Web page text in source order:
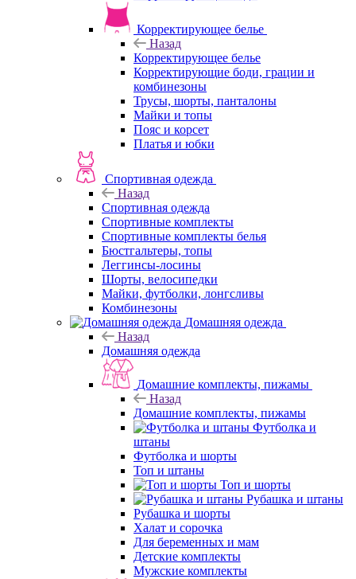
Корректирующее белье
Назад
Корректирующее белье
Корректирующие боди, грации и
комбинезоны
Трусы, шорты, панталоны
Майки и топы
Пояс и корсет
Платья и юбки
Спортивная одежда
Назад
Спортивная одежда
Спортивные комплекты
Спортивные комплекты белья
Бюстгальтеры, топы
Леггинсы-лосины
Шорты, велосипедки
Майки, футболки, лонгсливы
Комбинезоны
Домашняя одежда
Назад
Домашняя одежда
Домашние комплекты, пижамы
Назад
Домашние комплекты, пижамы
Футболка и
штаны
Футболка и шорты
Топ и штаны
Топ и шорты
Рубашка и штаны
Рубашка и шорты
Халат и сорочка
Для беременных и мам
Детские комплекты
Мужские комплекты